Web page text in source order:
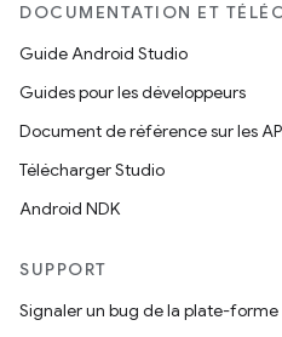
DOCUMENTATION ET
Guide Android Studio
Guides pour les développeurs
Document de référence sur les
Télécharger Studio
Android NDK
SUPPORT
Signaler un bug de la plate-forme